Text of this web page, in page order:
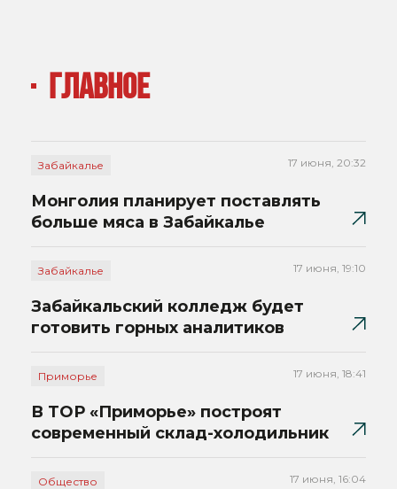
ГЛАВНОЕ
Забайкалье 17 июня, 20:32
Монголия планирует поставлять
больше мяса в Забайкалье
Забайкалье 17 июня, 19:10
Забайкальский колледж будет
готовить горных аналитиков
Приморье 17 июня, 18:41
В ТОР «Приморье» построят
современный склад-холодильник
Общество 17 июня, 16:04